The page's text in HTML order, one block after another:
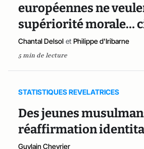
européennes ne
supériorité morale…
Chantal Delsol et Philippe d'Iribarne
5 min de lecture
STATISTIQUES REVELATRICES
Des jeunes
réaffirmation
Guylain Chevrier